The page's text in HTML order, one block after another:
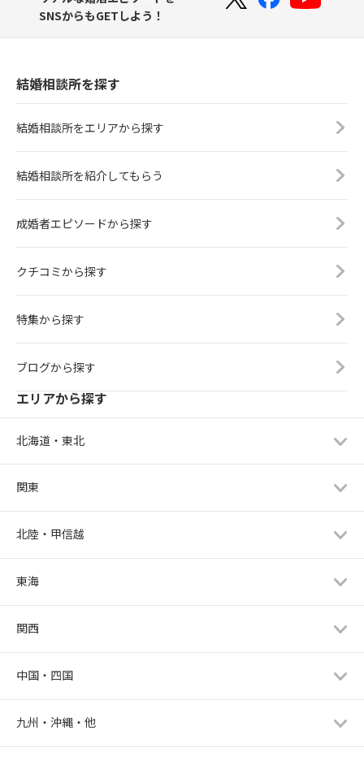
SNSからもGETしよう！
結婚相談所を探す
結婚相談所をエリアから探す
結婚相談所を紹介してもらう
成婚者エピソードから探す
クチコミから探す
特集から探す
ブログから探す
エリアから探す
北海道・東北
関東
北陸・甲信越
東海
関西
中国・四国
九州・沖縄・他